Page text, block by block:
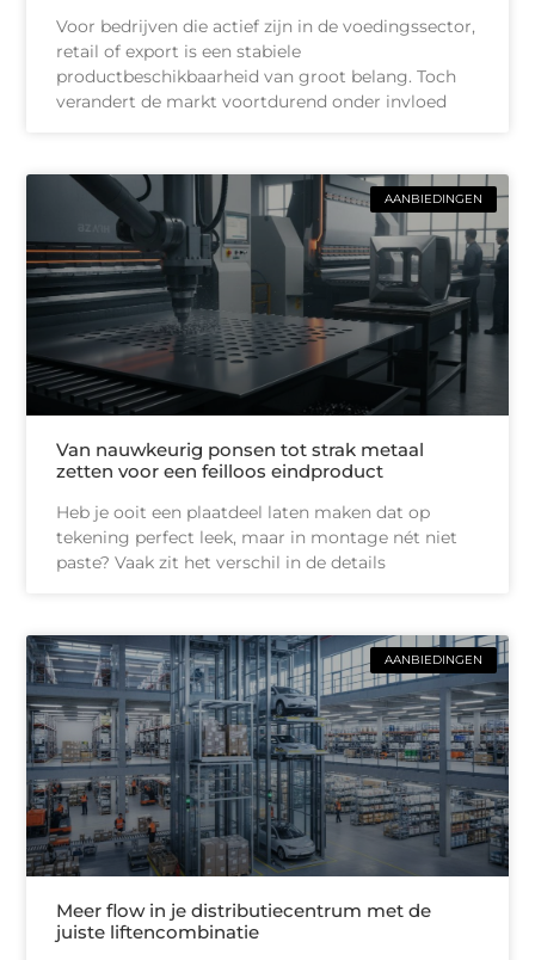
Voor bedrijven die actief zijn in de voedingssector,
retail of export is een stabiele
productbeschikbaarheid van groot belang. Toch
verandert de markt voortdurend onder invloed
AANBIEDINGEN
Van nauwkeurig ponsen tot strak metaal
zetten voor een feilloos eindproduct
Heb je ooit een plaatdeel laten maken dat op
tekening perfect leek, maar in montage nét niet
paste? Vaak zit het verschil in de details
AANBIEDINGEN
Meer flow in je distributiecentrum met de
juiste liftencombinatie